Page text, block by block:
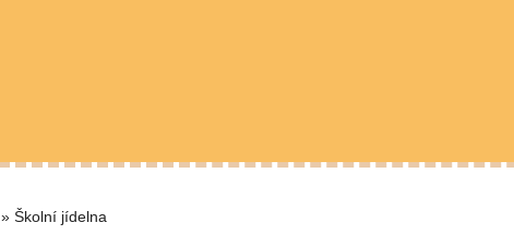
» Školní jídelna